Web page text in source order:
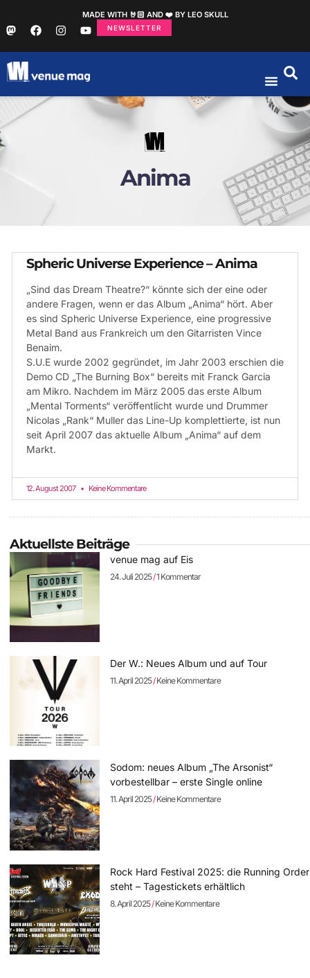
MADE WITH 🤘🏻 AND ❤️ BY LEO SKULL
NEWSLETTER
Anima
Spheric Universe Experience – Anima
„Sind das Dream Theatre?“ könnte sich der eine oder
andere Fragen, wenn er das Album „Anima“ hört. Aber
es sind Spheric Universe Experience, eine progressive
Metal Band aus Frankreich um den Gitarristen Vince
Benaim.
S.U.E wurde 2002 gegründet, im Jahr 2003 erschien die
Demo CD „The Burning Box“ bereits mit Franck Garcia
am Mikro. Nachdem im März 2005 das erste Album
„Mental Torments“ veröffentlicht wurde und Drummer
Nicolas „Rank“ Muller das Line-Up komplettierte, ist nun
seit April 2007 das aktuelle Album „Anima“ auf dem
Markt.
12. August 2007 Keine Kommentare
Aktuellste Beiträge
venue mag auf Eis
24. Juli 2025 1 Kommentar
Der W.: Neues Album und auf Tour
11. April 2025 Keine Kommentare
Sodom: neues Album „The Arsonist“
vorbestellbar – erste Single online
11. April 2025 Keine Kommentare
Rock Hard Festival 2025: die Running Order
steht – Tagestickets erhältlich
8. April 2025 Keine Kommentare